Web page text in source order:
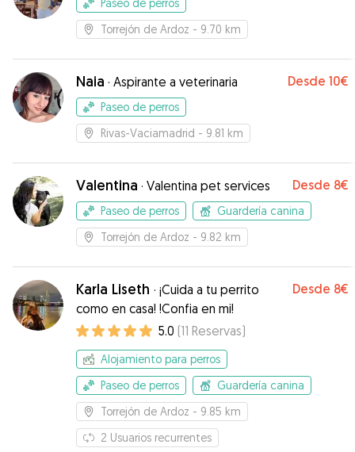
Paseo de perros
Torrejón de Ardoz - 9.70 km
Naia · Aspirante a veterinaria Desde 10€
Paseo de perros
Rivas-Vaciamadrid - 9.81 km
Valentina · Valentina pet services Desde 8€
Paseo de perros
Guardería canina
Torrejón de Ardoz - 9.82 km
Karla Liseth · ¡Cuida a tu perrito
como en casa! !Confia en mi!
Desde 8€
5.0 (11 Reservas)
Alojamiento para perros
Paseo de perros
Guardería canina
Torrejón de Ardoz - 9.85 km
2 Usuarios recurrentes